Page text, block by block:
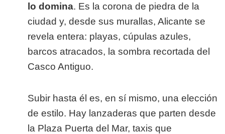
lo domina. Es la corona de piedra de la
ciudad y, desde sus murallas, Alicante se
revela entera: playas, cúpulas azules,
barcos atracados, la sombra recortada del
Casco Antiguo.
Subir hasta él es, en sí mismo, una elección
de estilo. Hay lanzaderas que parten desde
la Plaza Puerta del Mar, taxis que